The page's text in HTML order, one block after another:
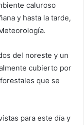
caluroso
y hasta la tarde,
del noreste y un
cubierto por
que se
para este día y